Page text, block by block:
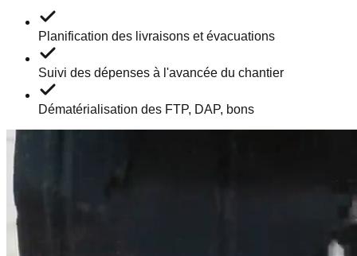
Planification des livraisons et évacuations
Suivi des dépenses à l'avancée du chantier
Dématérialisation des FTP, DAP, bons